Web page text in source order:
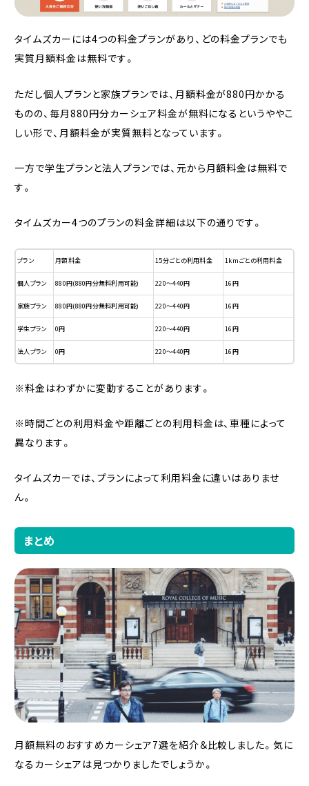
タイムズカーには4つの料金プランがあり、どの料金プランでも
実質月額料金は無料です。
ただし個人プランと家族プランでは、月額料金が880円かかる
ものの、毎月880円分カーシェア料金が無料になるというややこ
しい形で、月額料金が実質無料となっています。
一方で学生プランと法人プランでは、元から月額料金は無料で
す。
タイムズカー4つのプランの料金詳細は以下の通りです。
プラン 月額料金 15分ごとの利用料金 1kmごとの利用料金
個人プラン 880円(880円分無料利用可能) 220〜440円 16円
家族プラン 880円(880円分無料利用可能) 220〜440円 16円
学生プラン 0円 220〜440円 16円
法人プラン 0円 220〜440円 16円
※料金はわずかに変動することがあります。
※時間ごとの利用料金や距離ごとの利用料金は、車種によって
異なります。
タイムズカーでは、プランによって利用料金に違いはありませ
ん。
まとめ
月額無料のおすすめカーシェア7選を紹介＆比較しました。気に
なるカーシェアは見つかりましたでしょうか。